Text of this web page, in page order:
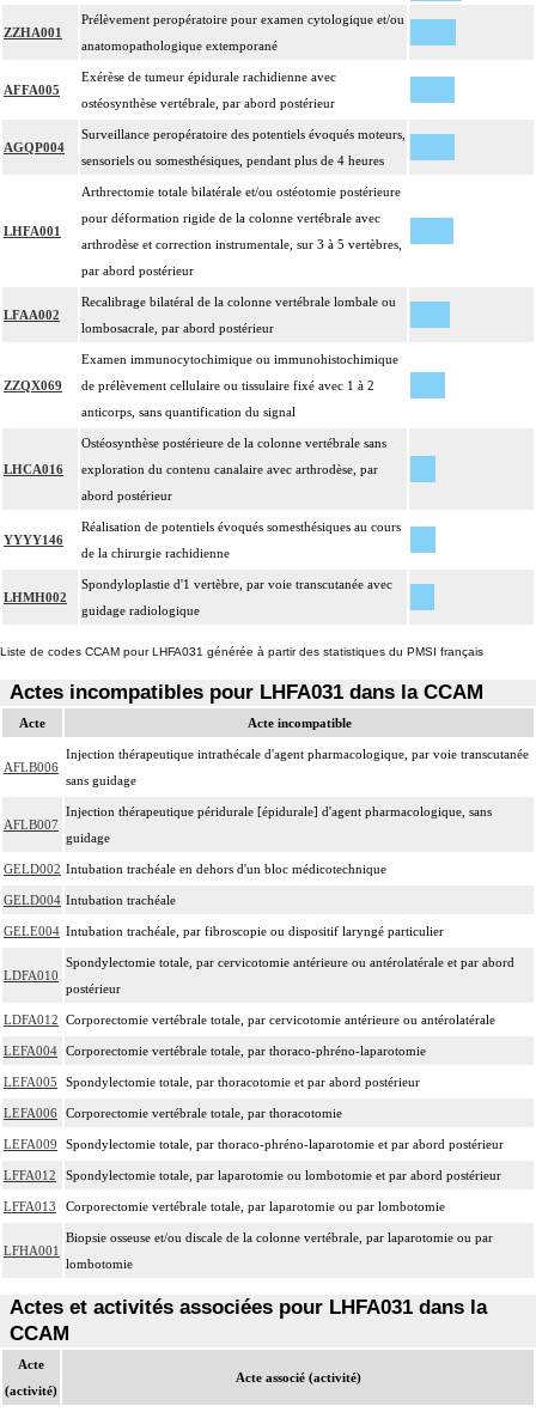
ZZHA001
Prélèvement peropératoire pour examen cytologique et/ou
anatomopathologique extemporané
AFFA005
Exérèse de tumeur épidurale rachidienne avec
ostéosynthèse vertébrale, par abord postérieur
AGQP004
Surveillance peropératoire des potentiels évoqués moteurs,
sensoriels ou somesthésiques, pendant plus de 4 heures
LHFA001
Arthrectomie totale bilatérale et/ou ostéotomie postérieure
pour déformation rigide de la colonne vertébrale avec
arthrodèse et correction instrumentale, sur 3 à 5 vertèbres,
par abord postérieur
LFAA002
Recalibrage bilatéral de la colonne vertébrale lombale ou
lombosacrale, par abord postérieur
ZZQX069
Examen immunocytochimique ou immunohistochimique
de prélèvement cellulaire ou tissulaire fixé avec 1 à 2
anticorps, sans quantification du signal
LHCA016
Ostéosynthèse postérieure de la colonne vertébrale sans
exploration du contenu canalaire avec arthrodèse, par
abord postérieur
YYYY146
Réalisation de potentiels évoqués somesthésiques au cours
de la chirurgie rachidienne
LHMH002
Spondyloplastie d'1 vertèbre, par voie transcutanée avec
guidage radiologique
Liste de codes CCAM pour LHFA031 générée à partir des statistiques du PMSI français
Actes incompatibles pour LHFA031 dans la CCAM
Acte Acte incompatible
AFLB006
Injection thérapeutique intrathécale d'agent pharmacologique, par voie transcutanée
sans guidage
AFLB007
Injection thérapeutique péridurale [épidurale] d'agent pharmacologique, sans
guidage
GELD002 Intubation trachéale en dehors d'un bloc médicotechnique
GELD004 Intubation trachéale
GELE004 Intubation trachéale, par fibroscopie ou dispositif laryngé particulier
LDFA010
Spondylectomie totale, par cervicotomie antérieure ou antérolatérale et par abord
postérieur
LDFA012 Corporectomie vertébrale totale, par cervicotomie antérieure ou antérolatérale
LEFA004 Corporectomie vertébrale totale, par thoraco-phréno-laparotomie
LEFA005 Spondylectomie totale, par thoracotomie et par abord postérieur
LEFA006 Corporectomie vertébrale totale, par thoracotomie
LEFA009 Spondylectomie totale, par thoraco-phréno-laparotomie et par abord postérieur
LFFA012 Spondylectomie totale, par laparotomie ou lombotomie et par abord postérieur
LFFA013 Corporectomie vertébrale totale, par laparotomie ou par lombotomie
LFHA001
Biopsie osseuse et/ou discale de la colonne vertébrale, par laparotomie ou par
lombotomie
Actes et activités associées pour LHFA031 dans la
CCAM
Acte
(activité)
Acte associé (activité)